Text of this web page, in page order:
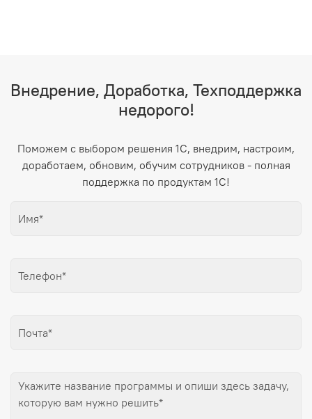
Внедрение, Доработка, Техподдержка
недорого!
Поможем с выбором решения 1С, внедрим, настроим,
доработаем, обновим, обучим сотрудников - полная
поддержка по продуктам 1С!